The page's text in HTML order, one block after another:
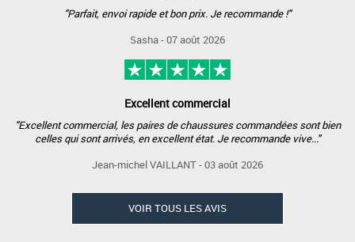
"Parfait, envoi rapide et bon prix. Je recommande !"
Sasha - 07 août 2026
Excellent commercial
"Excellent commercial, les paires de chaussures commandées sont bien
celles qui sont arrivés, en excellent état. Je recommande vive..."
Jean-michel VAILLANT - 03 août 2026
VOIR TOUS LES AVIS